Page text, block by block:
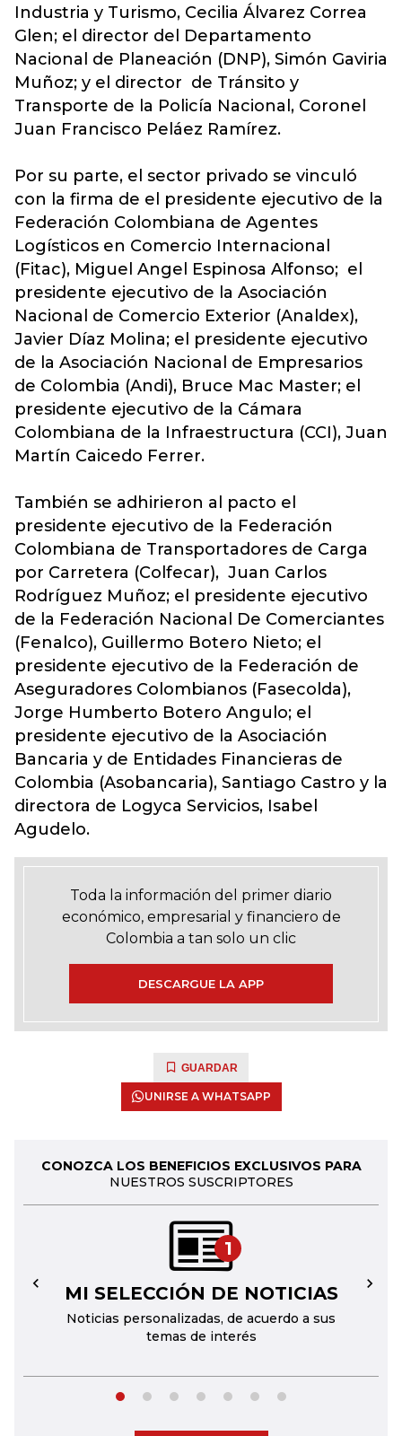
Industria y Turismo, Cecilia Álvarez Correa
Glen; el director del Departamento
Nacional de Planeación (DNP), Simón Gaviria
Muñoz; y el director de Tránsito y
Transporte de la Policía Nacional, Coronel
Juan Francisco Peláez Ramírez.
Por su parte, el sector privado se vinculó
con la firma de el presidente ejecutivo de la
Federación Colombiana de Agentes
Logísticos en Comercio Internacional
(Fitac), Miguel Angel Espinosa Alfonso; el
presidente ejecutivo de la Asociación
Nacional de Comercio Exterior (Analdex),
Javier Díaz Molina; el presidente ejecutivo
de la Asociación Nacional de Empresarios
de Colombia (Andi), Bruce Mac Master; el
presidente ejecutivo de la Cámara
Colombiana de la Infraestructura (CCI), Juan
Martín Caicedo Ferrer.
También se adhirieron al pacto el
presidente ejecutivo de la Federación
Colombiana de Transportadores de Carga
por Carretera (Colfecar), Juan Carlos
Rodríguez Muñoz; el presidente ejecutivo
de la Federación Nacional De Comerciantes
(Fenalco), Guillermo Botero Nieto; el
presidente ejecutivo de la Federación de
Aseguradores Colombianos (Fasecolda),
Jorge Humberto Botero Angulo; el
presidente ejecutivo de la Asociación
Bancaria y de Entidades Financieras de
Colombia (Asobancaria), Santiago Castro y la
directora de Logyca Servicios, Isabel
Agudelo.
Toda la información del primer diario
económico, empresarial y financiero de
Colombia a tan solo un clic
DESCARGUE LA APP
GUARDAR
UNIRSE A WHATSAPP
CONOZCA LOS BENEFICIOS EXCLUSIVOS PARA
NUESTROS SUSCRIPTORES
1
MI SELECCIÓN DE NOTICIAS
Noticias personalizadas, de acuerdo a sus
temas de interés
← →